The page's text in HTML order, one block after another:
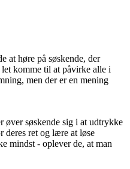
at høre på søskende, der
komme til at påvirke alle i
men der er en mening
øver søskende sig i at udtrykke
deres ret og lære at løse
mindst - oplever de, at man